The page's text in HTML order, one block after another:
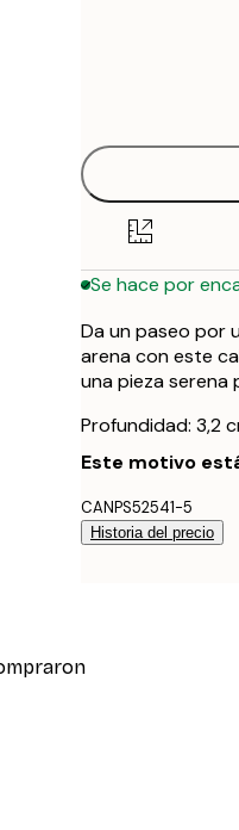
Se hace por
Da un paseo por
arena con este
una pieza serena
Profundidad: 3,2
Este motivo
CANPS52541-5
Historia del precio